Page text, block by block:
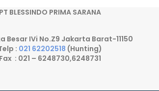
PT BLESSINDO PRIMA SARANA
Besar IVi No.Z9 Jakarta Barat-11150
: 021 62202518 (Hunting)
Fax : 021 – 6248730,6248731